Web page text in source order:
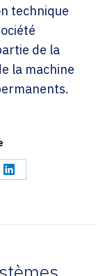
technique
de la
la machine
Partager
LinkedIn